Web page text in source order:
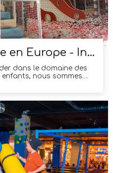
Qualité reconnue en Europe - Installation sportive complète de 3000 m² en Espagne.
dans le domaine des
nous sommes
qualité et l'excellence a
Europe, puisque nous
la construction de